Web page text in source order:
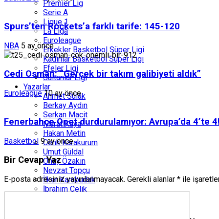
Premier Lig
Serie A
Ligue 1
La Liga
Euroleague
Erkekler Basketbol Süper Ligi
Kadınlar Basketbol Süper Ligi
Efeler Ligi
Sultanlar Ligi
Yazarlar
Ahmet Sülak
Berkay Aydın
Serkan Macit
Murat Kaya
Hakan Metin
Cenk Karakurum
Umut Güldal
Onay Özakın
Nevzat Topçu
İlker Karabudak
İbrahim Çelik
Spurs’ten Rockets’a farklı tarife: 145-120
NBA 5 ay önce
Cedi Osman: “Gerçek bir takım galibiyeti aldık”
Euroleague 10 ay önce
Fenerbahçe Opet durdurulamıyor: Avrupa’da 4’te 4!
Basketbol 9 ay önce
Bir Cevap Yaz
E-posta adresiniz yayınlanmayacak. Gerekli alanlar * ile